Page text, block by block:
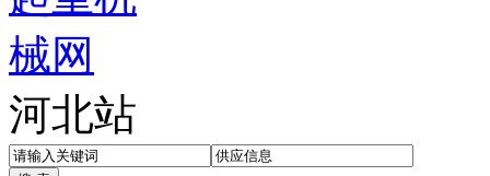
河北站